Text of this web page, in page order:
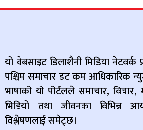
यो वेबसाइट डिलाशैनी मिडिया नेटवर्क
पश्चिम समाचार डट कम आधिकारिक
भाषाको यो पोर्टलले समाचार, विचार,
भिडियो तथा जीवनका विभिन्न
विश्लेषणलाई समेट्छ।